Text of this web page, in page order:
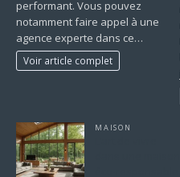
performant. Vous pouvez
notamment faire appel à une
agence experte dans ce…
Voir article complet
MAISON